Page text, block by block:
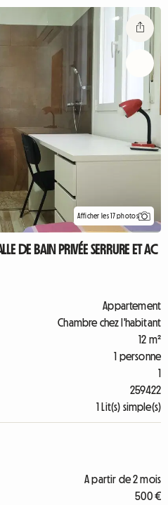
Afficher les 17 photos
DE BAIN PRIVÉE SERRURE ET AC
Appartement
Chambre chez l'habitant
12 m²
1 personne
1
259422
1 Lit(s) simple(s)
A partir de 2 mois
500 €